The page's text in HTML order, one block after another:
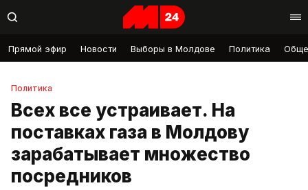
Прямой эфир Новости Выборы в Молдове Политика
Политика
Всех все устраивает. На
поставках газа в Молдову
зарабатывает множество
посредников